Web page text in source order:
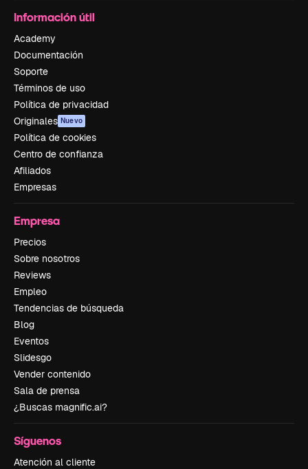
Información útil
Academy
Documentación
Soporte
Términos de uso
Política de privacidad
Originales Nuevo
Política de cookies
Centro de confianza
Afiliados
Empresas
Empresa
Precios
Sobre nosotros
Reviews
Empleo
Tendencias de búsqueda
Blog
Eventos
Slidesgo
Vender contenido
Sala de prensa
¿Buscas magnific.ai?
Síguenos
Atención al cliente